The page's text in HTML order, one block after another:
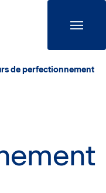
de perfectionnement